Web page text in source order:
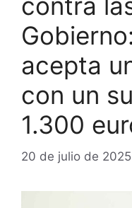
acepta
con un
1.300
20 de julio de